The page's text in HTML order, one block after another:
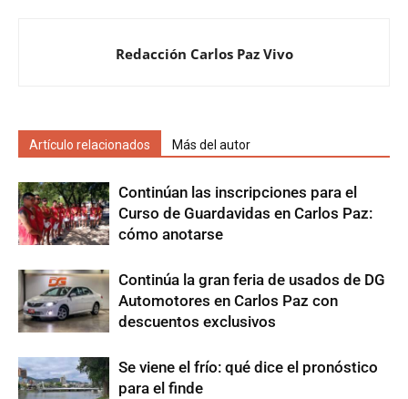
Redacción Carlos Paz Vivo
Artículo relacionados Más del autor
Continúan las inscripciones para el
Curso de Guardavidas en Carlos Paz:
cómo anotarse
Continúa la gran feria de usados de DG
Automotores en Carlos Paz con
descuentos exclusivos
Se viene el frío: qué dice el pronóstico
para el finde